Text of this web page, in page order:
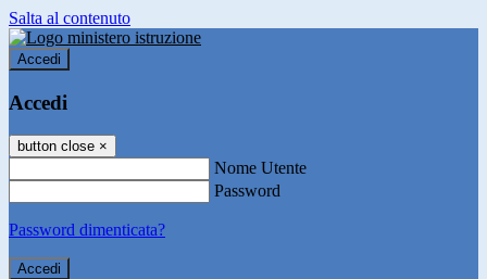
Salta al contenuto
Accedi
Accedi
button close ×
Nome Utente
Password
Password dimenticata?